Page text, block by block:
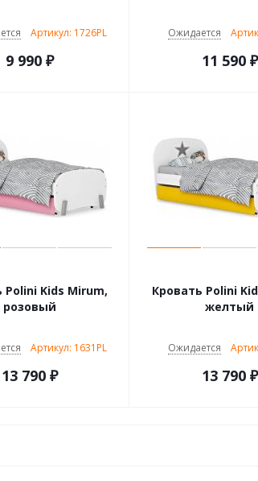
Артикул: 1726PL
9 990₽
Ожидается
11 590₽
Polini Kids Mirum,
розовый
Артикул: 1631PL
13 790₽
Кровать Polini
желтый
Ожидается
13 790₽